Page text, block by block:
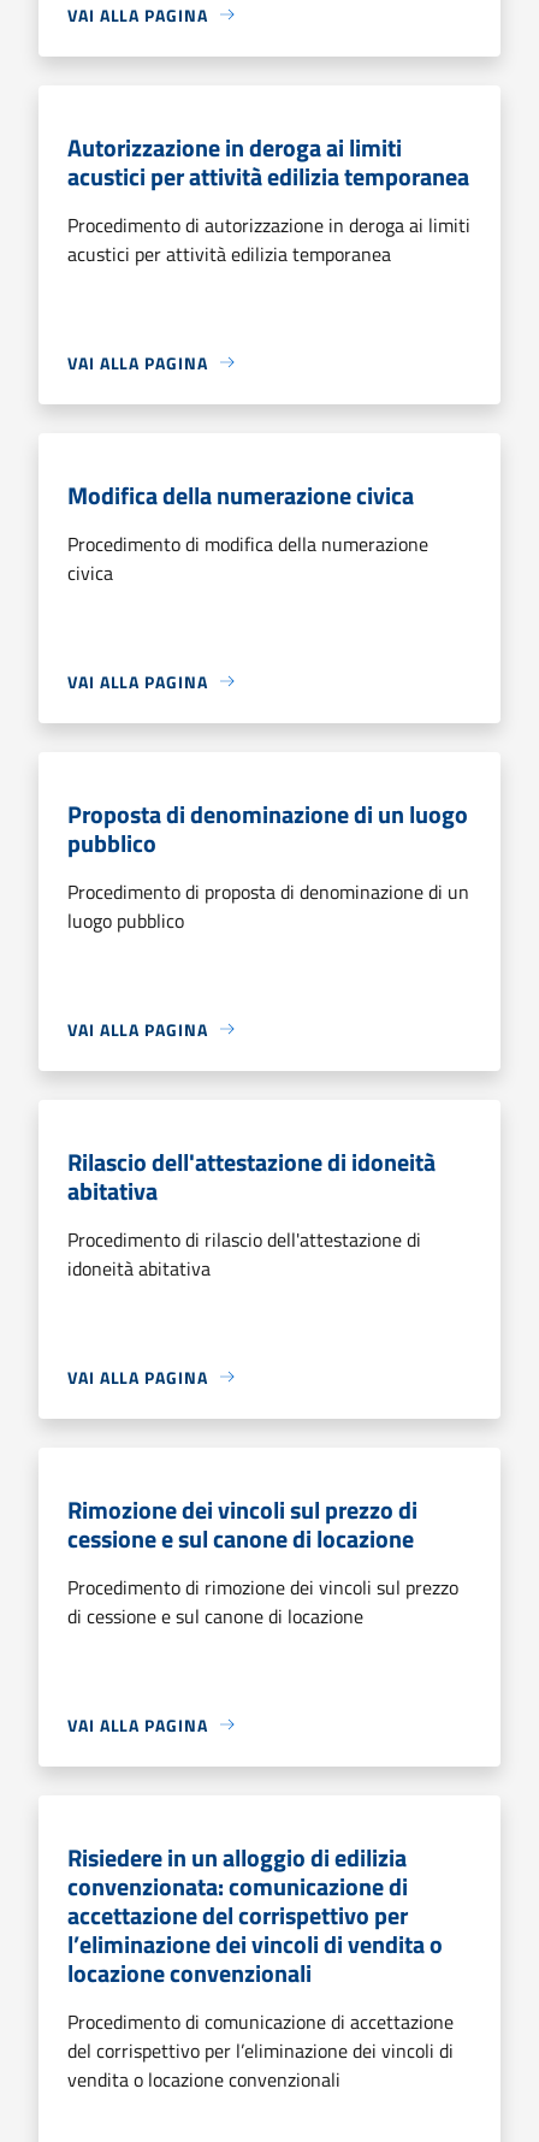
VAI ALLA PAGINA
Autorizzazione in deroga ai limiti
acustici per attività edilizia temporanea
Procedimento di autorizzazione in deroga ai limiti
acustici per attività edilizia temporanea
VAI ALLA PAGINA
Modifica della numerazione civica
Procedimento di modifica della numerazione
civica
VAI ALLA PAGINA
Proposta di denominazione di un luogo
pubblico
Procedimento di proposta di denominazione di un
luogo pubblico
VAI ALLA PAGINA
Rilascio dell'attestazione di idoneità
abitativa
Procedimento di rilascio dell'attestazione di
idoneità abitativa
VAI ALLA PAGINA
Rimozione dei vincoli sul prezzo di
cessione e sul canone di locazione
Procedimento di rimozione dei vincoli sul prezzo
di cessione e sul canone di locazione
VAI ALLA PAGINA
Risiedere in un alloggio di edilizia
convenzionata: comunicazione di
accettazione del corrispettivo per
l’eliminazione dei vincoli di vendita o
locazione convenzionali
Procedimento di comunicazione di accettazione
del corrispettivo per l’eliminazione dei vincoli di
vendita o locazione convenzionali